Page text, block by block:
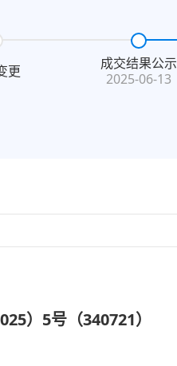
更
成交结果公示
2025-06-13
）5号（340721）